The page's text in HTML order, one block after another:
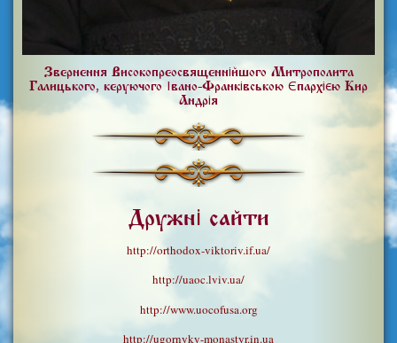
Звернення Високопреосвященнійшого Митрополита
Галицького, керуючого Івано-Франківською Єпархією Кир
Андрія
Дружні сайти
http://orthodox-viktoriv.if.ua/
http://uaoc.lviv.ua/
http://www.uocofusa.org
http://ugornyky-monastyr.in.ua